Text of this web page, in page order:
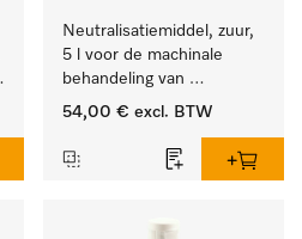
Neutralisatiemiddel, zuur,
5 l voor de machinale
behandeling van
tandheelkundige
54,00 € excl. BTW